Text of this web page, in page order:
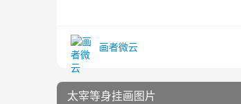
画者微云
太宰等身挂画图片